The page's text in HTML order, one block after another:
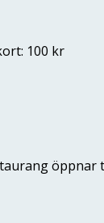
100 kr
öppnar